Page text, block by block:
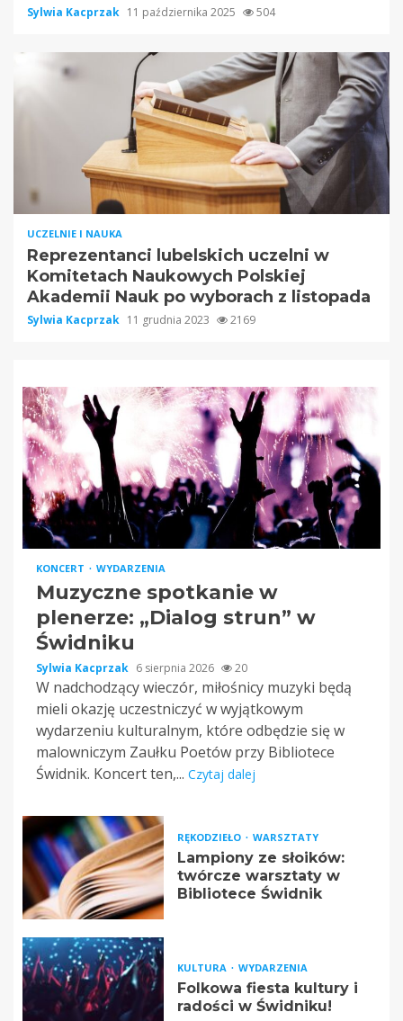
Sylwia Kacprzak 11 października 2025 504
UCZELNIE I NAUKA
Reprezentanci lubelskich uczelni w
Komitetach Naukowych Polskiej
Akademii Nauk po wyborach z listopada
Sylwia Kacprzak 11 grudnia 2023 2169
KONCERT WYDARZENIA
Muzyczne spotkanie w
plenerze: „Dialog strun” w
Świdniku
Sylwia Kacprzak 6 sierpnia 2026 20
W nadchodzący wieczór, miłośnicy muzyki będą
mieli okazję uczestniczyć w wyjątkowym
wydarzeniu kulturalnym, które odbędzie się w
malowniczym Zaułku Poetów przy Bibliotece
Świdnik. Koncert ten,... Czytaj dalej
RĘKODZIEŁO WARSZTATY
Lampiony ze słoików:
twórcze warsztaty w
Bibliotece Świdnik
KULTURA WYDARZENIA
Folkowa fiesta kultury i
radości w Świdniku!